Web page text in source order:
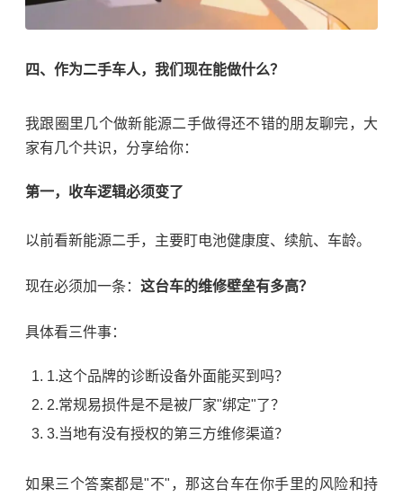
四、作为二手车人，我们现在能做什么？
我跟圈里几个做新能源二手做得还不错的朋友聊完，大
家有几个共识，分享给你：
第一，收车逻辑必须变了
以前看新能源二手，主要盯电池健康度、续航、车龄。
现在必须加一条： 这台车的维修壁垒有多高？
具体看三件事：
这个品牌的诊断设备外面能买到吗？
常规易损件是不是被厂家"绑定"了？
当地有没有授权的第三方维修渠道？
如果三个答案都是"不"，那这台车在你手里的风险和持